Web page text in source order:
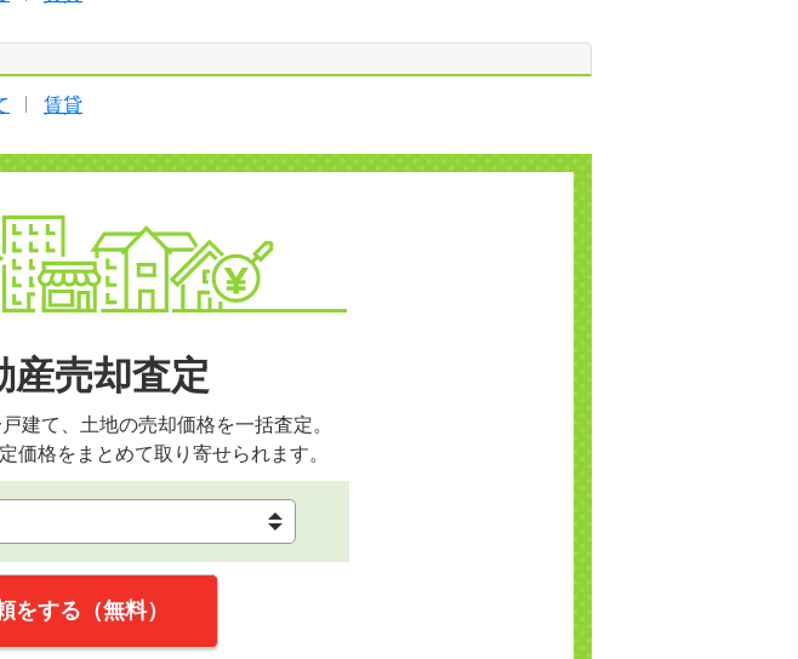
賃貸
産売却査定
建て、土地の売却価格を一括査定。
価格をまとめて取り寄せられます。
をする（無料）